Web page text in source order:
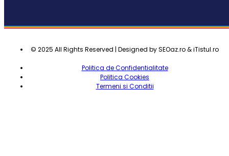
© 2025 All Rights Reserved | Designed by SEOaz.ro & iTistul.ro
Politica de Confidentialitate
Politica Cookies
Termeni si Conditii